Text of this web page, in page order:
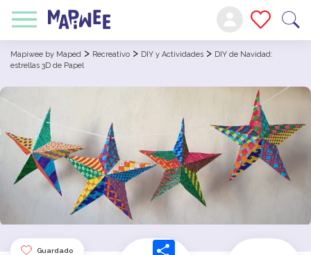
Mapiwee by Maped > Recreativo > DIY y Actividades > DIY de Navidad:
estrellas 3D de Papel
Guardado